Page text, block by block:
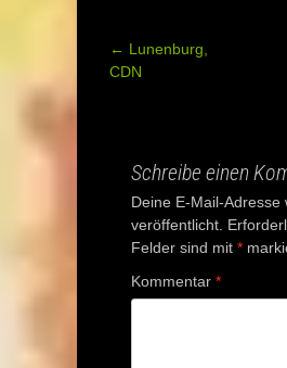
Post
← Lunenburg,
CDN
Schreibe einen
Deine E-Mail-Adresse
veröffentlicht.
Felder sind mit *
Kommentar *